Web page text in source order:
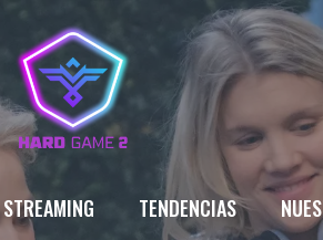
STREAMING TENDENCIAS